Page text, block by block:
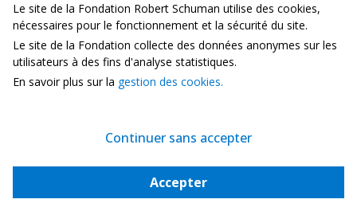
Le site de la Fondation Robert Schuman utilise des cookies,
nécessaires pour le fonctionnement et la sécurité du site.
Le site de la Fondation collecte des données anonymes sur les
utilisateurs à des fins d'analyse statistiques.
En savoir plus sur la gestion des cookies.
Continuer sans accepter
Accepter
Unique en son genre, avec ses 200 000
abonnées et ses éditions en 6 langues
(français, anglais, allemand, espagnol,
l'actualité européenne, plus nécessaire
Versions :